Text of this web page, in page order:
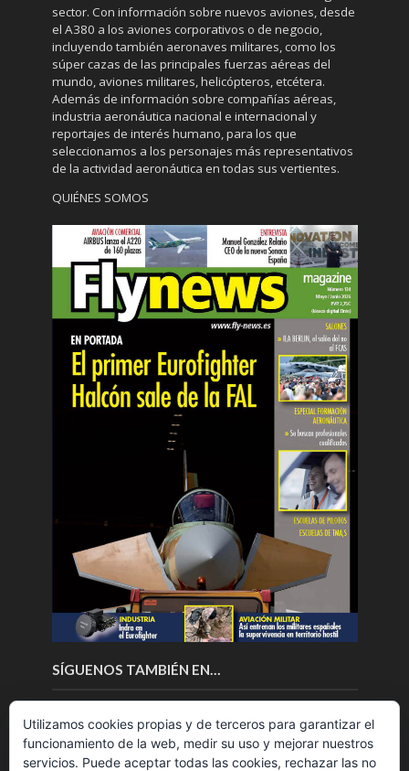
sector. Con información sobre nuevos aviones, desde
el A380 a los aviones corporativos o de negocio,
incluyendo también aeronaves militares, como los
súper cazas de las principales fuerzas aéreas del
mundo, aviones militares, helicópteros, etcétera.
Además de información sobre compañías aéreas,
industria aeronáutica nacional e internacional y
reportajes de interés humano, para los que
seleccionamos a los personajes más representativos
de la actividad aeronáutica en todas sus vertientes.
QUIÉNES SOMOS
SÍGUENOS TAMBIÉN EN…
Utilizamos cookies propias y de terceros para garantizar el
funcionamiento de la web, medir su uso y mejorar nuestros
servicios. Puede aceptar todas las cookies, rechazar las no